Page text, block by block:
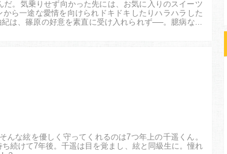
。気乗りせず向かった先には、お気に入りのスイーツ
ら一途な愛情を向けられドキドキしたりハラハラした
は、篠原の好意を素直に受け入れられず──。臆病なぽ
な絃を優しく守ってくれるのは7つ年上の千遥くん。
続けて7年後。千遥は目を覚まし、絃と同級生に。憧れ